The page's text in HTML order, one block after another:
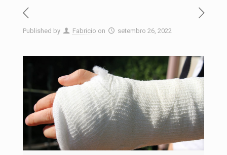
Published by Fabricio on setembro 26, 2022